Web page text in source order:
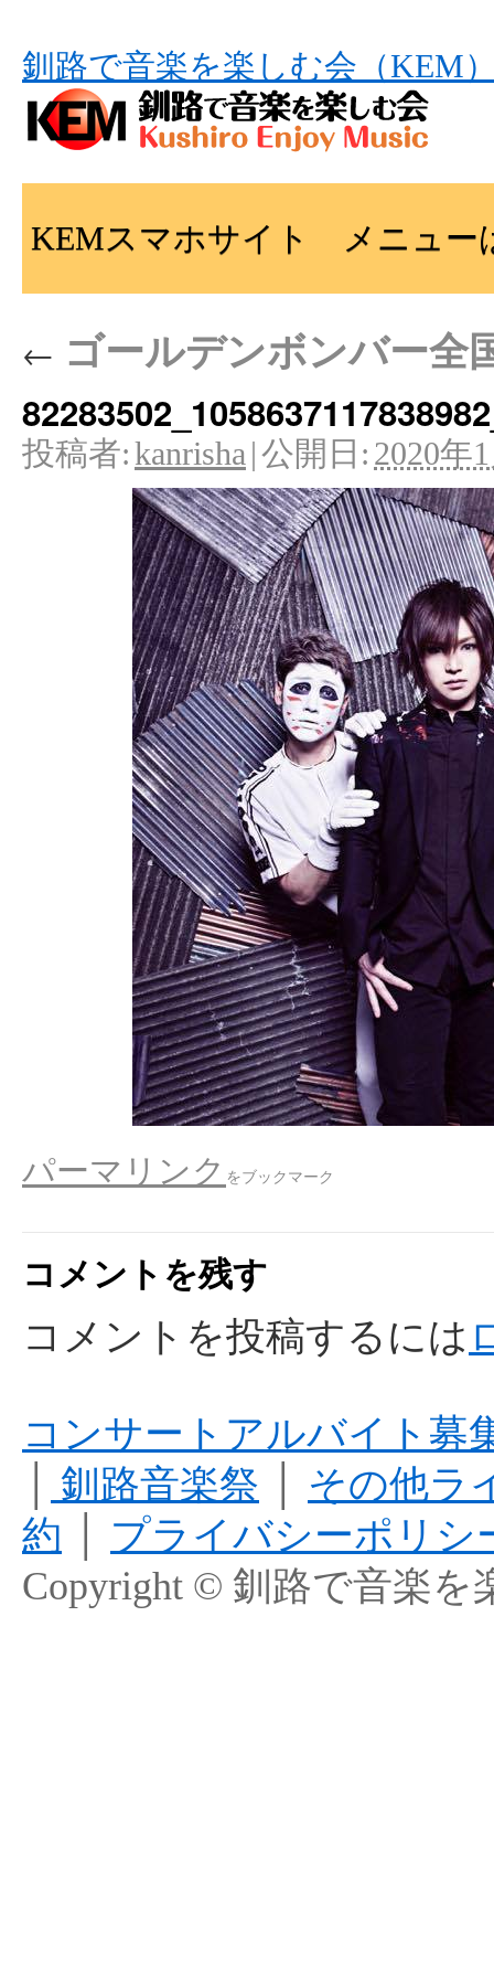
釧路で音楽を楽しむ会（
KEMスマホサイト メニュー
← ゴールデンボンバー全
投稿者:kanrisha |公開日: 2020年
パーマリンク をブックマーク
コメントを残す
コメントを投稿するには
コンサートアルバイト募
釧路音楽祭
その他ラ
約
プライバシーポリシ
Copyright © 釧路で音楽を